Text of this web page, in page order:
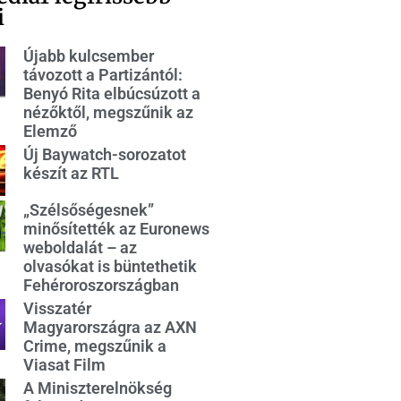
Újabb kulcsember
távozott a Partizántól:
Benyó Rita elbúcsúzott a
nézőktől, megszűnik az
Elemző
Új Baywatch-sorozatot
készít az RTL
„Szélsőségesnek”
minősítették az Euronews
weboldalát – az
olvasókat is büntethetik
Fehéroroszországban
Visszatér
Magyarországra az AXN
Crime, megszűnik a
Viasat Film
A Miniszterelnökség